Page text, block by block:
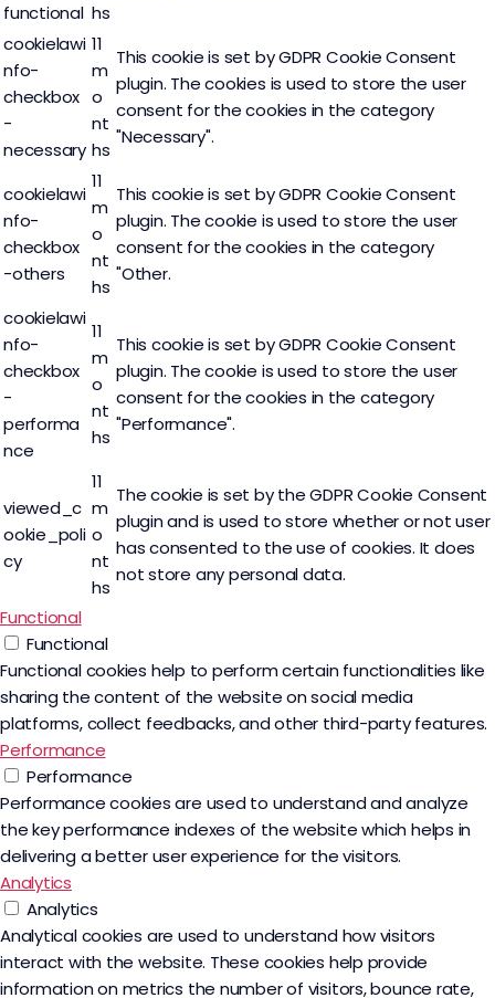
functional hs
cookielawi
nfo-
checkbox
-
necessary
11
m
o
nt
hs
This cookie is set by GDPR Cookie Consent
plugin. The cookies is used to store the user
consent for the cookies in the category
"Necessary".
cookielawi
nfo-
checkbox
-others
11
m
o
nt
hs
This cookie is set by GDPR Cookie Consent
plugin. The cookie is used to store the user
consent for the cookies in the category
"Other.
cookielawi
nfo-
checkbox
-
performa
nce
11
m
o
nt
hs
This cookie is set by GDPR Cookie Consent
plugin. The cookie is used to store the user
consent for the cookies in the category
"Performance".
viewed_c
ookie_poli
cy
11
m
o
nt
hs
The cookie is set by the GDPR Cookie Consent
plugin and is used to store whether or not user
has consented to the use of cookies. It does
not store any personal data.
Functional
Functional
Functional cookies help to perform certain functionalities like
sharing the content of the website on social media
platforms, collect feedbacks, and other third-party features.
Performance
Performance
Performance cookies are used to understand and analyze
the key performance indexes of the website which helps in
delivering a better user experience for the visitors.
Analytics
Analytics
Analytical cookies are used to understand how visitors
interact with the website. These cookies help provide
information on metrics the number of visitors, bounce rate,